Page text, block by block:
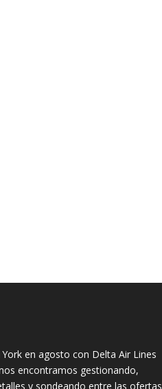
en agosto con Delta Air Lines
encontramos gestionando,
y sondeando entre las ofertas